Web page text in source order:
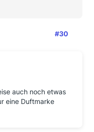
#30
auch noch etwas
eine Duftmarke